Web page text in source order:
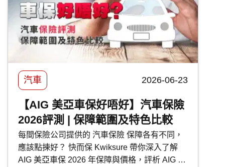
汽車 2026-06-23
【AIG 美亞車保好唔好】汽車保險
2026評測 | 保障範圍及特色比較
每間保險公司提供的 汽車保險 保障各有不同，
應該點揀好？ 快而保 Kwiksure 帶你深入了解
AIG 美亞車保 2026 年保障與價格，評析 AIG 美